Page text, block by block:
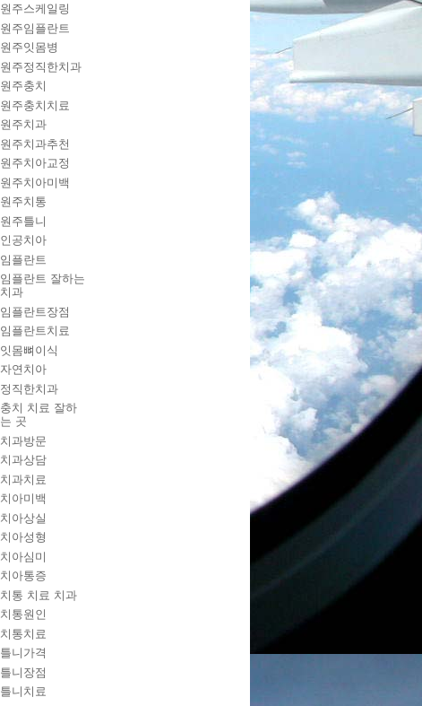
원주스케일링
원주임플란트
원주잇몸병
원주정직한치과
원주충치
원주충치치료
원주치과
원주치과추천
원주치아교정
원주치아미백
원주치통
원주틀니
인공치아
임플란트
임플란트 잘하는
치과
임플란트장점
임플란트치료
잇몸뼈이식
자연치아
정직한치과
충치 치료 잘하
는 곳
치과방문
치과상담
치과치료
치아미백
치아상실
치아성형
치아심미
치아통증
치통 치료 치과
치통원인
치통치료
틀니가격
틀니장점
틀니치료